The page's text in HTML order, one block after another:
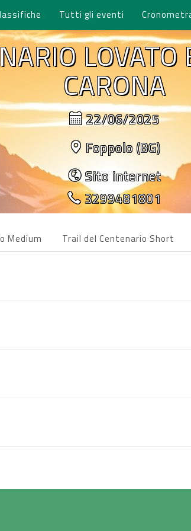
Tutti gli eventi
CARONA
22/06/2025
Foppolo (BG)
Sito internet
3299481801
Medium Trail del Centenario Short